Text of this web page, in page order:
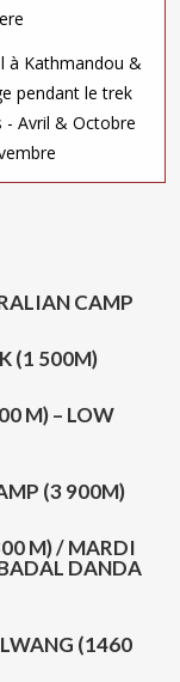
à Kathmandou &
pendant le trek
- Avril & Octobre
CAMP
(1 500M)
M) – LOW
(3 900M)
M) / MARDI
DANDA
(1460